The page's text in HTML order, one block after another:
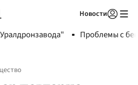
Новости
Проблемы с